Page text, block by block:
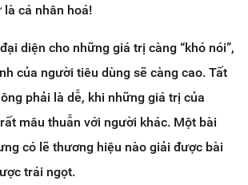
cá nhân hoá!
diện cho những giá trị càng “khó nói”,
của người tiêu dùng sẽ càng cao. Tất
phải là dễ, khi những giá trị của
mâu thuẫn với người khác. Một bài
có lẽ thương hiệu nào giải được bài
trái ngọt.